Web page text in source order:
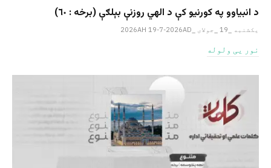
د انبیاوو په کورنیو کې د الهي روزنې بېلګې (برخه : ٦٠)
یکشنبه _19 _جولای _2026AH 19-7-2026AD
نور یی ولوله